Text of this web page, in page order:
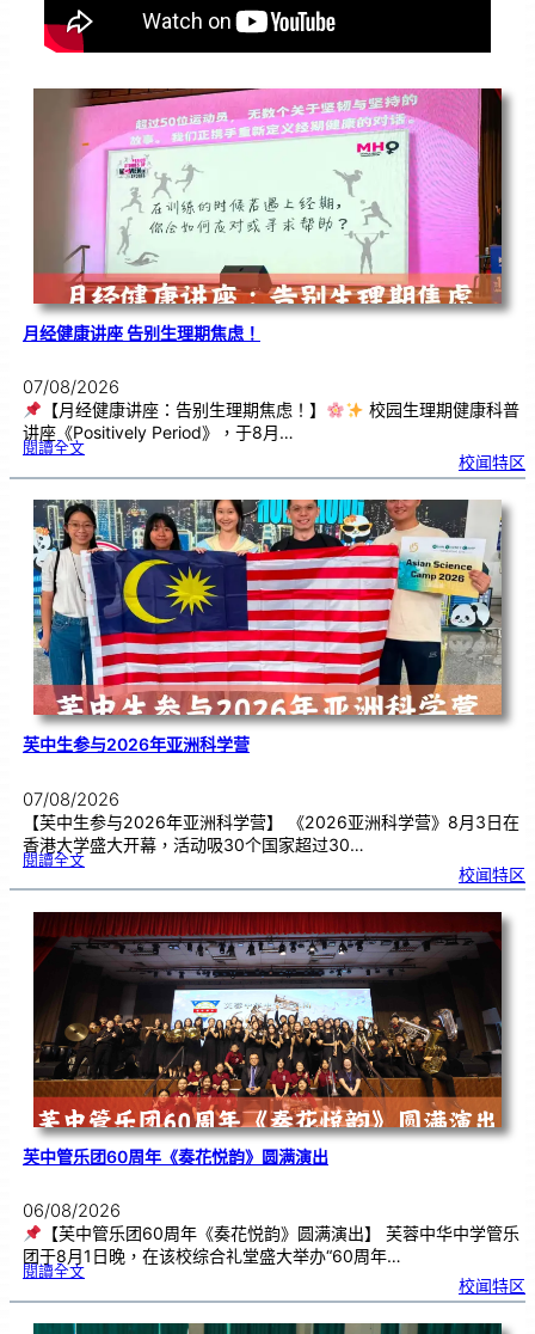
月经健康讲座 告别生理期焦虑！
07/08/2026
【月经健康讲座：告别生理期焦虑！】
校园生理期健康科普
讲座《Positively Period》，于8月…
閱讀全文:月
康
座
告
别
生
理
期
焦
虑
！
校闻特区
芙中生参与2026年亚洲科学营
07/08/2026
【芙中生参与2026年亚洲科学营】 《2026亚洲科学营》8月3日在
香港大学盛大开幕，活动吸30个国家超过30…
閱讀全文:芙
参
2
0
2
6
年
亚
洲科
校闻特区
芙中管乐团60周年《奏花悦韵》圆满演出
06/08/2026
【芙中管乐团60周年《奏花悦韵》圆满演出】 芙蓉中华中学管乐
团于8月1日晚，在该校综合礼堂盛大举办“60周年…
閱讀全文:芙
乐
6
0
校闻特区